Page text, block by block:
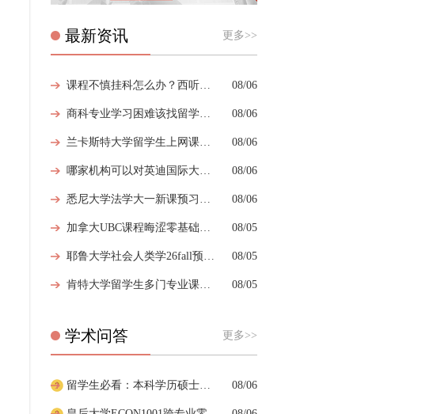
最新资讯 更多>>
08/06
08/06
08/06
08/06
08/06
08/05
08/05
08/05
学术问答 更多>>
08/06